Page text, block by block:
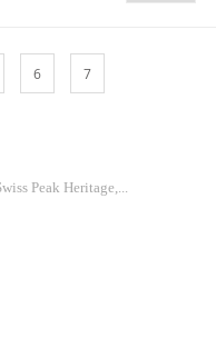
6 7
Peak Heritage,...